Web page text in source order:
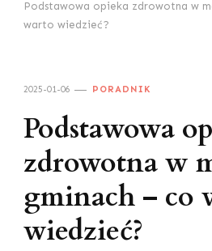
Podstawowa opieka zdrowotna w
warto wiedzieć?
2025-01-06 PORADNIK
Podstawowa
zdrowotna w
gminach – co
wiedzieć?